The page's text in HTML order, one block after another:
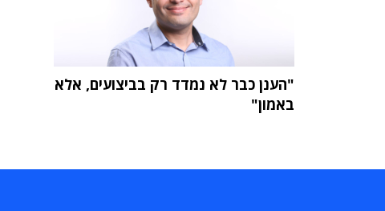
"הענן כבר לא נמדד רק בביצועים, אלא
באמון"